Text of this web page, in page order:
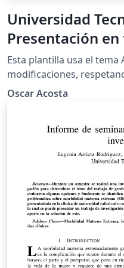
Universidad
Presentación en
la Facultad de
Monocromático
Esta plantilla usa el tema
modificaciones,
paleta de colores de la
realizada en \LaTeX, y es
estudiantes y docentes
la UTB. Se publica
Oscar Acosta